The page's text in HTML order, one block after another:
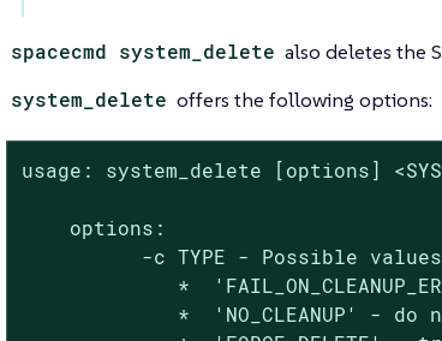
spacecmd system_delete also deletes the
system_delete offers the following options:
usage: system_delete [options]
    options:
-c TYPE - Possible
*
*  'NO_CLEANUP' - do